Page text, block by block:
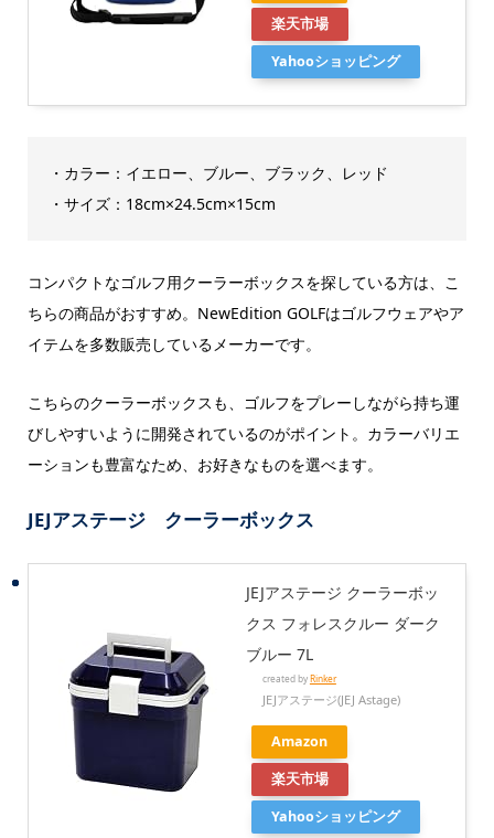
楽天市場
Yahooショッピング
・カラー：イエロー、ブルー、ブラック、レッド
・サイズ：18cm×24.5cm×15cm
コンパクトなゴルフ用クーラーボックスを探している方は、こ
ちらの商品がおすすめ。NewEdition GOLFはゴルフウェアやア
イテムを多数販売しているメーカーです。
こちらのクーラーボックスも、ゴルフをプレーしながら持ち運
びしやすいように開発されているのがポイント。カラーバリエ
ーションも豊富なため、お好きなものを選べます。
JEJアステージ クーラーボックス
JEJアステージ クーラーボッ
クス フォレスクルー ダーク
ブルー 7L
created byRinker
JEJアステージ(JEJ Astage)
Amazon
楽天市場
Yahooショッピング